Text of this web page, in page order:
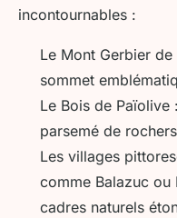
incontournables :
Le Mont Gerbier
sommet
Le Bois de
parsemé de
Les villages
comme Balazuc ou
cadres naturels